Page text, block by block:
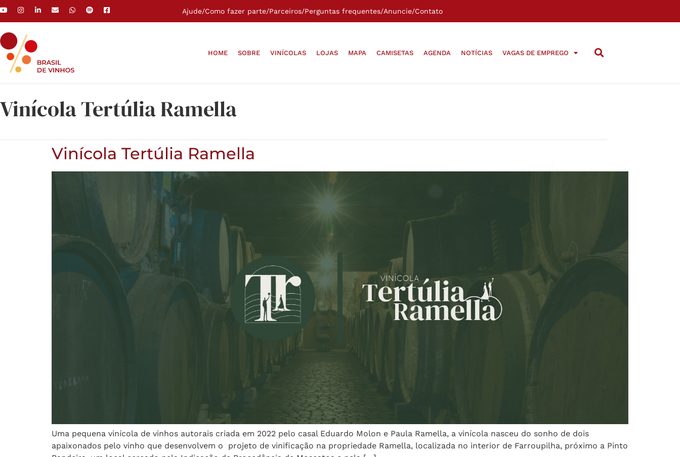
Ajude/Como fazer parte/Parceiros/Perguntas frequentes/Anuncie/Contato
HOME SOBRE VINÍCOLAS LOJAS MAPA CAMISETAS AGENDA NOTÍCIAS VAGAS DE EMPREGO
Vinícola Tertúlia Ramella
Vinícola Tertúlia Ramella
Uma pequena vinícola de vinhos autorais criada em 2022 pelo casal Eduardo Molon e Paula Ramella, a vinícola nasceu do sonho de dois
apaixonados pelo vinho que desenvolvem o projeto de vinificação na propriedade Ramella, localizada no interior de Farroupilha, próximo a Pinto